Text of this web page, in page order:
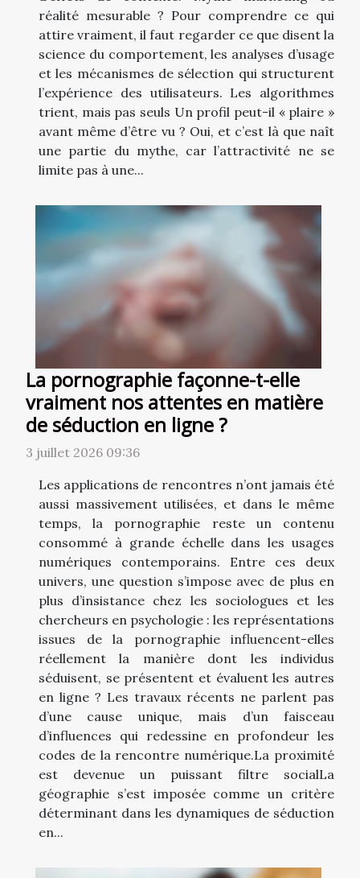
réalité mesurable ? Pour comprendre ce qui
attire vraiment, il faut regarder ce que disent la
science du comportement, les analyses d’usage
et les mécanismes de sélection qui structurent
l’expérience des utilisateurs. Les algorithmes
trient, mais pas seuls Un profil peut-il « plaire »
avant même d’être vu ? Oui, et c’est là que naît
une partie du mythe, car l’attractivité ne se
limite pas à une...
La pornographie façonne-t-elle
vraiment nos attentes en matière
de séduction en ligne ?
3 juillet 2026 09:36
Les applications de rencontres n’ont jamais été
aussi massivement utilisées, et dans le même
temps, la pornographie reste un contenu
consommé à grande échelle dans les usages
numériques contemporains. Entre ces deux
univers, une question s’impose avec de plus en
plus d’insistance chez les sociologues et les
chercheurs en psychologie : les représentations
issues de la pornographie influencent-elles
réellement la manière dont les individus
séduisent, se présentent et évaluent les autres
en ligne ? Les travaux récents ne parlent pas
d’une cause unique, mais d’un faisceau
d’influences qui redessine en profondeur les
codes de la rencontre numérique.La proximité
est devenue un puissant filtre socialLa
géographie s’est imposée comme un critère
déterminant dans les dynamiques de séduction
en...